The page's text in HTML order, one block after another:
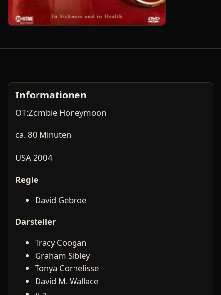
Informationen
OT:Zombie Honeymoon
ca. 80 Minuten
USA 2004
Regie
David Gebroe
Darsteller
Tracy Coogan
Graham Sibley
Tonya Cornelisse
David M. Wallace